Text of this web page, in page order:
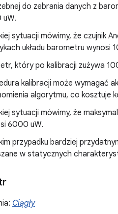
do zebrania danych z
uW.
sytuacji mówimy, że czujnik
układu barometru wynosi
który po kalibracji zużywa
kalibracji może wymagać
algorytmu, co kosztuje
sytuacji mówimy, że
6000 uW.
przypadku bardziej
w statycznych
Ciągły